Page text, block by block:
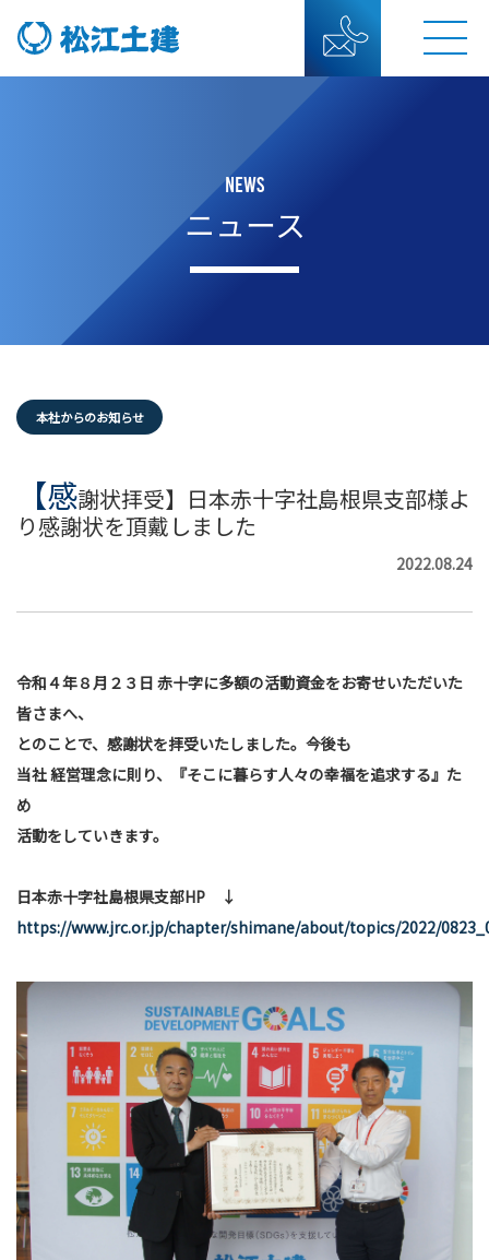
NEWS
ニュース
本社からのお知らせ
【感謝状拝受】日本赤十字社島根県支部様よ
り感謝状を頂戴しました
2022.08.24
令和４年８月２３日 赤十字に多額の活動資金をお寄せいただいた
皆さまへ、
とのことで、感謝状を拝受いたしました。今後も
当社 経営理念に則り、『そこに暮らす人々の幸福を追求する』た
め
活動をしていきます。
日本赤十字社島根県支部HP ↓
https://www.jrc.or.jp/chapter/shimane/about/topics/2022/